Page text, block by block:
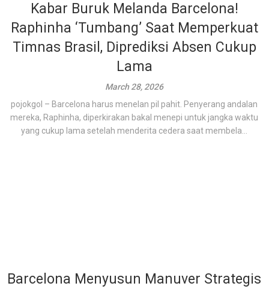
Kabar Buruk Melanda Barcelona!
Raphinha ‘Tumbang’ Saat Memperkuat
Timnas Brasil, Diprediksi Absen Cukup
Lama
March 28, 2026
pojokgol – Barcelona harus menelan pil pahit. Penyerang andalan
mereka, Raphinha, diperkirakan bakal menepi untuk jangka waktu
yang cukup lama setelah menderita cedera saat membela...
Barcelona Menyusun Manuver Strategis